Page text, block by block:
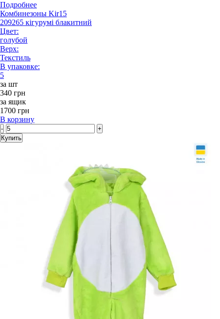
Подробнее
Комбинезоны Kir15
209265 кігурумі блакитний
Цвет:
голубой
Верх:
Текстиль
В упаковке:
5
за шт
340 грн
за ящик
1700 грн
В корзину
-
+
Купить